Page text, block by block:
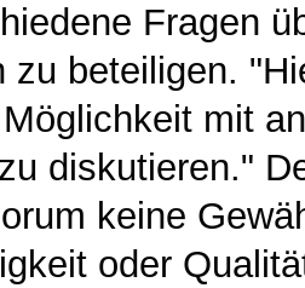
Fragen
zu beteiligen.
mit
diskutieren."
keine
oder